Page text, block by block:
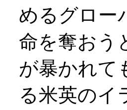
めるグロー
命を奪おう
が暴かれて
る米英のイ